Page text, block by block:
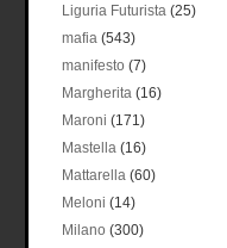
Liguria Futurista (25)
mafia (543)
manifesto (7)
Margherita (16)
Maroni (171)
Mastella (16)
Mattarella (60)
Meloni (14)
Milano (300)